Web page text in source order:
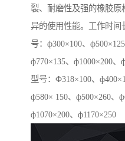
裂、耐磨性及强的橡胶
异的使用性能。工作时间
号：ф300×100、
ф770×135、ф1000×200
型号：Ф318×100、
ф580× 150、ф500×260、
ф1070×200、ф1170×250